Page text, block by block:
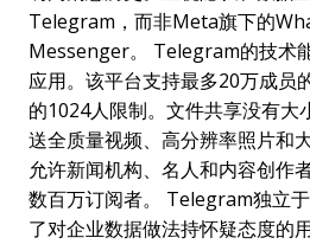
Telegram，而非Meta旗下的
Messenger。 Telegram的技术
应用。该平台支持最多20万成员
的1024人限制。文件共享没有大
送全质量视频、高分辨率照片和
允许新闻机构、名人和内容创作
数百万订阅者。 Telegram独立
了对企业数据做法持怀疑态度的